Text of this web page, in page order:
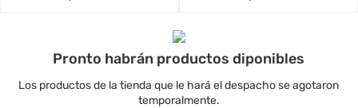
Pronto habrán productos diponibles
Los productos de la tienda que le hará el despacho se agotaron
temporalmente.